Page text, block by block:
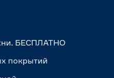
БЕСПЛАТНО
покрытий